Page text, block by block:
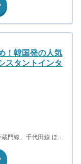
！韓国発の人気
スタントインタ
門線、千代田線 ほ
歩8分(丸ノ内線)